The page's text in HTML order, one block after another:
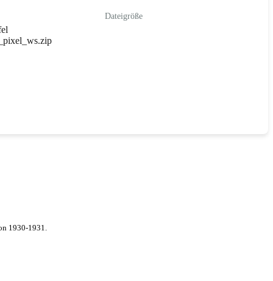
Dateigröße
1930-1931.